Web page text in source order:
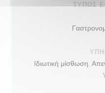
ΤΎΠΟΣ
Ιδιωτική μίσθωση,